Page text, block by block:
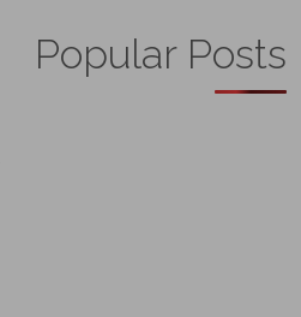
Popular Posts